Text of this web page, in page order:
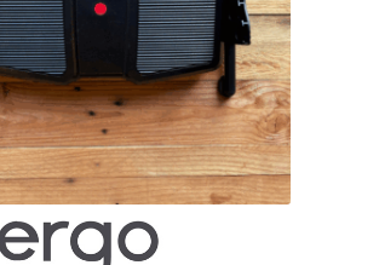
sur
la
page
du
produit